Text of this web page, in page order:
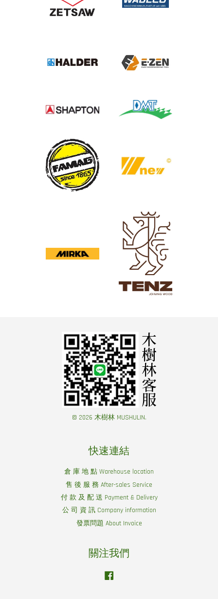
© 2026 木樹林 MUSHULIN.
快速連結
倉 庫 地 點 Warehouse location
售 後 服 務 After-sales Service
付 款 及 配 送 Payment & Delivery
公 司 資 訊 Company information
發票問題 About Invoice
關注我們